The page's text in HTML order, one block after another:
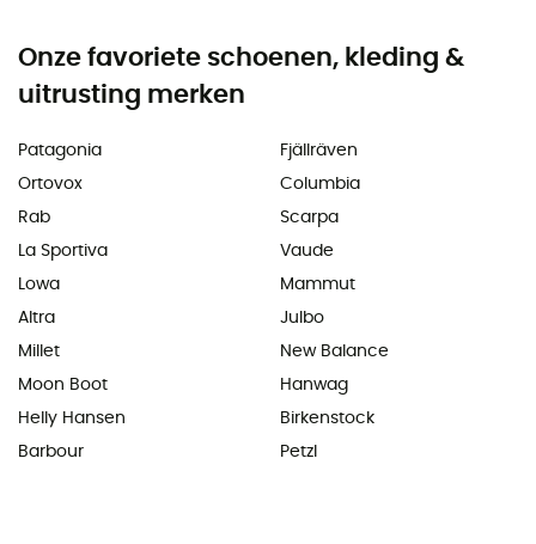
Onze favoriete schoenen, kleding &
uitrusting merken
Patagonia
Ortovox
Rab
La Sportiva
Lowa
Altra
Millet
Moon Boot
Helly Hansen
Barbour
Fjällräven
Columbia
Scarpa
Vaude
Mammut
Julbo
New Balance
Hanwag
Birkenstock
Petzl